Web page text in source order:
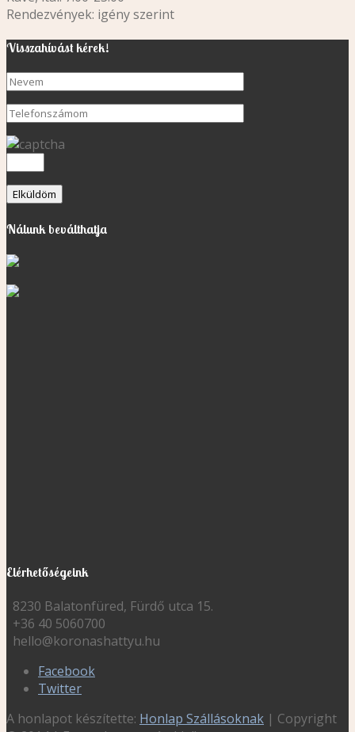
Rendezvények: igény szerint
Visszahívást kérek!
Nálunk beválthatja
Elérhetőségeink
8230 Balatonfüred, Fürdő utca 15.
+36 40 5060700
hello@koronashattyu.hu
Facebook
Twitter
A honlapot készítette: Honlap Szállásoknak | Copyright